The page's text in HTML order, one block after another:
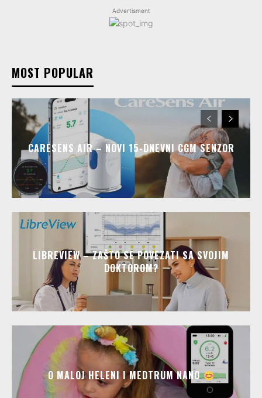
Advertisment
MOST POPULAR
CARESENS AIR – NOVI 15-DNEVNI CGM SENZOR
LIBREVIEW – ZAŠTO SE POVEZATI SA SVOJIM
DOKTOROM?
O MALOJ HELENI I MEDTRUM NANO